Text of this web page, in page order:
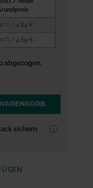
% / 4,84 €
% / 4,69 €
abgezogen.
sichern.